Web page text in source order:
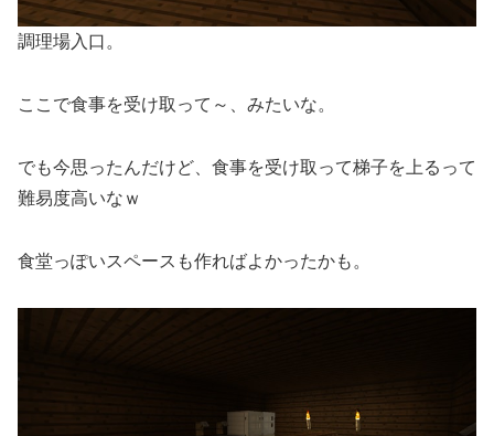
調理場入口。
ここで食事を受け取って～、みたいな。
でも今思ったんだけど、食事を受け取って梯子を上るって
難易度高いなｗ
食堂っぽいスペースも作ればよかったかも。